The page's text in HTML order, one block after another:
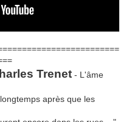
Trenet - L'âme
après que les